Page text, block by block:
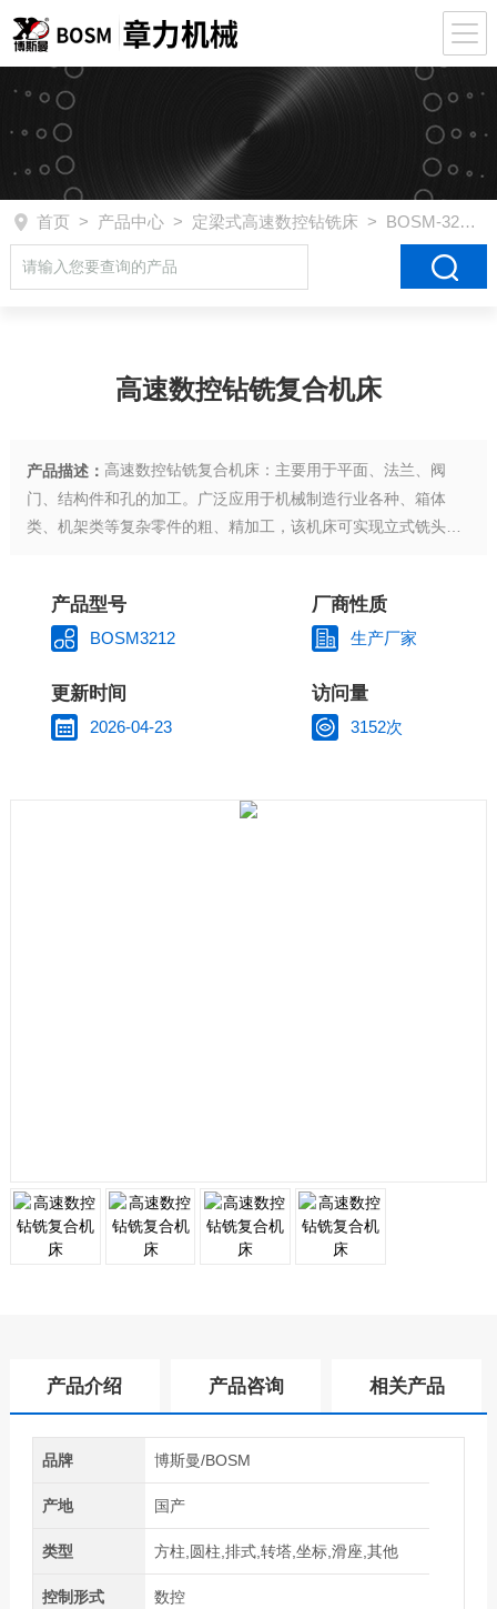
首页 > 产品中心> 定梁式高速数控钻铣床 > BOSM-3212
高速数控钻铣复合机床
产品描述： 高速数控钻铣复合机床：主要用于平面、法兰、阀
门、结构件和孔的加工。广泛应用于机械制造行业各种、箱体
类、机架类等复杂零件的粗、精加工，该机床可实现立式铣头横
工。产品型号
BOSM3212
厂商性质
生产厂家
更新时间
2026-04-23
访问量
3152次
产品介绍 产品咨询 相关产品
品牌 博斯曼/BOSM
产地 国产
类型 方柱,圆柱,排式,转塔,坐标,滑座,其他
控制形式 数控